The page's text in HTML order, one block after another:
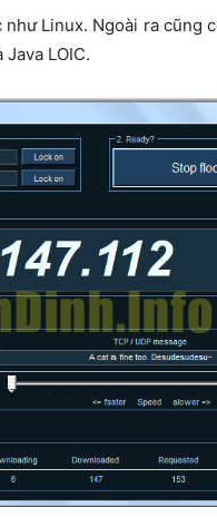
Linux. Ngoài ra cũng
LOIC.